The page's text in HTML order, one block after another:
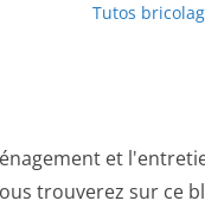
Tutos
et
trouverez sur ce